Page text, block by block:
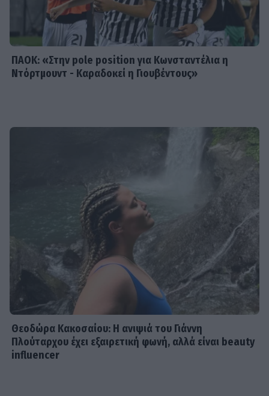
ΠΑΟΚ: «Στην pole position για Κωνσταντέλια η
Ντόρτμουντ - Καραδοκεί η Γιουβέντους»
Θεοδώρα Κακοσαίου: Η ανιψιά του Γιάννη
Πλούταρχου έχει εξαιρετική φωνή, αλλά είναι beauty
influencer